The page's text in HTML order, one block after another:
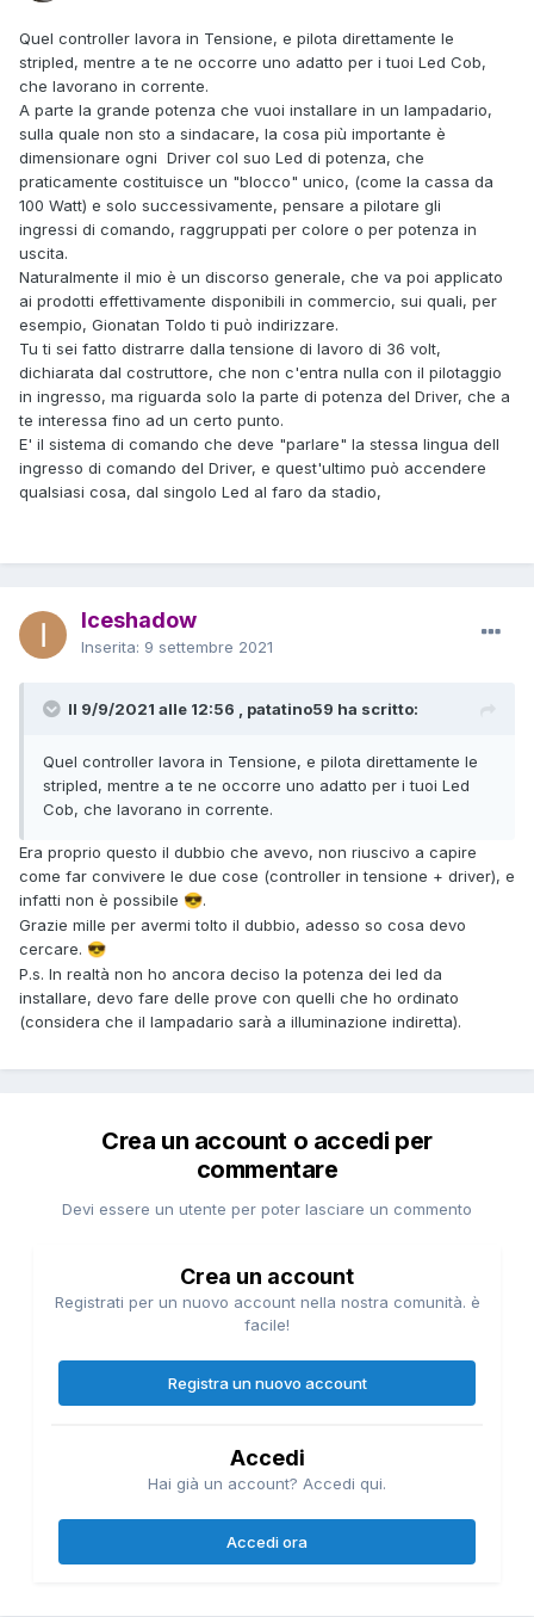
Quel controller lavora in Tensione, e pilota direttamente le
stripled, mentre a te ne occorre uno adatto per i tuoi Led Cob,
che lavorano in corrente.
A parte la grande potenza che vuoi installare in un lampadario,
sulla quale non sto a sindacare, la cosa più importante è
dimensionare ogni Driver col suo Led di potenza, che
praticamente costituisce un "blocco" unico, (come la cassa da
100 Watt) e solo successivamente, pensare a pilotare gli
ingressi di comando, raggruppati per colore o per potenza in
uscita.
Naturalmente il mio è un discorso generale, che va poi applicato
ai prodotti effettivamente disponibili in commercio, sui quali, per
esempio, Gionatan Toldo ti può indirizzare.
Tu ti sei fatto distrarre dalla tensione di lavoro di 36 volt,
dichiarata dal costruttore, che non c'entra nulla con il pilotaggio
in ingresso, ma riguarda solo la parte di potenza del Driver, che a
te interessa fino ad un certo punto.
E' il sistema di comando che deve "parlare" la stessa lingua dell
ingresso di comando del Driver, e quest'ultimo può accendere
qualsiasi cosa, dal singolo Led al faro da stadio,
Iceshadow
Inserita: 9 settembre 2021
Il 9/9/2021 alle 12:56 , patatino59 ha scritto:
Quel controller lavora in Tensione, e pilota direttamente le
stripled, mentre a te ne occorre uno adatto per i tuoi Led
Cob, che lavorano in corrente.
Era proprio questo il dubbio che avevo, non riuscivo a capire
come far convivere le due cose (controller in tensione + driver), e
infatti non è possibile 😎.
Grazie mille per avermi tolto il dubbio, adesso so cosa devo
cercare. 😎
P.s. In realtà non ho ancora deciso la potenza dei led da
installare, devo fare delle prove con quelli che ho ordinato
(considera che il lampadario sarà a illuminazione indiretta).
Crea un account o accedi per
commentare
Devi essere un utente per poter lasciare un commento
Crea un account
Registrati per un nuovo account nella nostra comunità. è
facile!
Registra un nuovo account
Accedi
Hai già un account? Accedi qui.
Accedi ora